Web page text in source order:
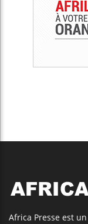
Africa Presse est